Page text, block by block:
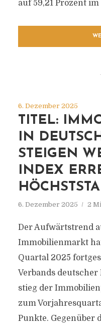
auf 59,21 Prozent
6. Dezember 2025
TITEL:
IN
STEIGEN
INDEX
6. Dezember 2025 2
Der Aufwärtstrend
Immobilienmarkt
Quartal 2025
Verbands
stieg der
zum
Punkte. Gegenüber